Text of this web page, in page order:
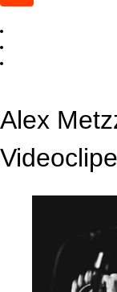
Alex